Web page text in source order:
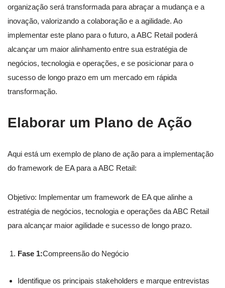
organização será transformada para abraçar a mudança e a
inovação, valorizando a colaboração e a agilidade. Ao
implementar este plano para o futuro, a ABC Retail poderá
alcançar um maior alinhamento entre sua estratégia de
negócios, tecnologia e operações, e se posicionar para o
sucesso de longo prazo em um mercado em rápida
transformação.
Elaborar um Plano de Ação
Aqui está um exemplo de plano de ação para a implementação
do framework de EA para a ABC Retail:
Objetivo: Implementar um framework de EA que alinhe a
estratégia de negócios, tecnologia e operações da ABC Retail
para alcançar maior agilidade e sucesso de longo prazo.
Fase 1:Compreensão do Negócio
Identifique os principais stakeholders e marque entrevistas